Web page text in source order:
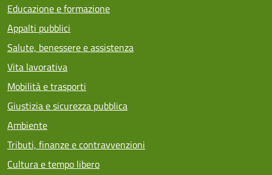
Educazione e formazione
Appalti pubblici
Salute, benessere e assistenza
Vita lavorativa
Mobilità e trasporti
Giustizia e sicurezza pubblica
Ambiente
Tributi, finanze e contravvenzioni
Cultura e tempo libero